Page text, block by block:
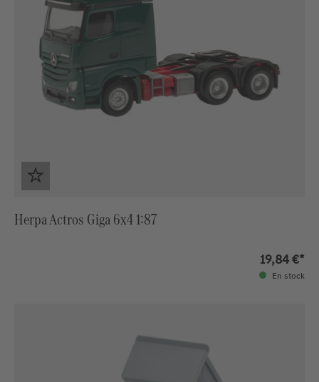
Herpa Actros Giga 6x4 1:87
19,84 €*
En stock